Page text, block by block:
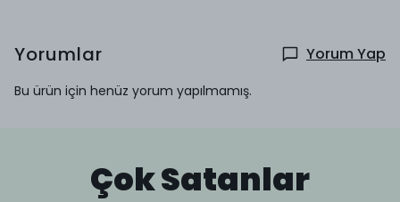
Yorumlar Yorum Yap
Bu ürün için henüz yorum yapılmamış.
Çok Satanlar